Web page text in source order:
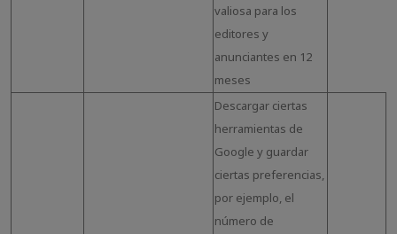
valiosa para los
editores y
anunciantes en 12
meses
Descargar ciertas
herramientas de
Google y guardar
ciertas preferencias,
por ejemplo, el
número de